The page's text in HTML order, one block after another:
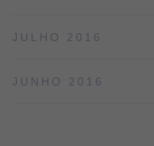
JULHO 2016
JUNHO 2016